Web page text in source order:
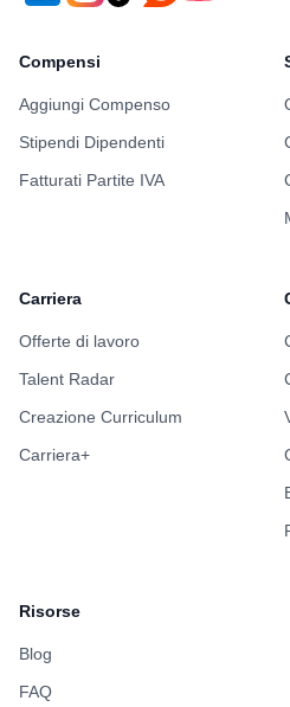
Compensi
Aggiungi Compenso
Stipendi Dipendenti
Fatturati Partite IVA
Carriera
Offerte di lavoro
Talent Radar
Creazione Curriculum
Carriera+
Risorse
Blog
FAQ